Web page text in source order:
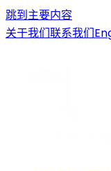
跳到主要内容
关于我们联系我们